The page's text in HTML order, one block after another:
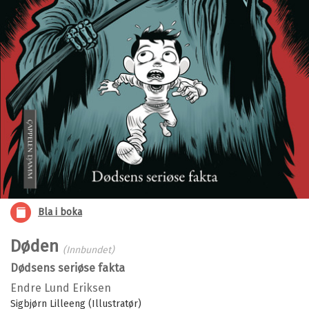
Bla i boka
Døden (Innbundet)
Dødsens seriøse fakta
Endre Lund Eriksen
Sigbjørn Lilleeng (Illustratør)